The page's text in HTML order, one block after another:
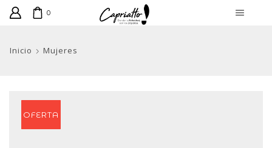
0
Inicio Mujeres
OFERTA